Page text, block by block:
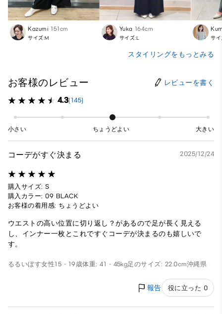
Kazumi 151cm
サイズ:M
Yuka 164cm
サイズ:L サイ
スタイリングをもっとみる
お客様のレビュー レビューを書く
4.3(145)
小さい ちょうどよい 大きい
コーデがすぐ決まる 2025/12/24
購入サイズ: S
購入カラー: 09 BLACK
お客様の着用感: ちょうどよい
ウエストの高い位置に切り返し？があるので足が長く見える
し、インナー一枚とこれですぐコーデが決まるのも嬉しいで
す。
るるいぼす女性15 - 19歳体重: 41 - 45kg足のサイズ: 22.0cm沖縄県
報告 役に立った 0